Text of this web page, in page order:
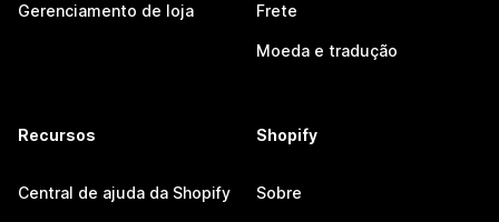
Gerenciamento de loja Frete
Moeda e tradução
Recursos
Central de ajuda da Shopify
Shopify
Sobre